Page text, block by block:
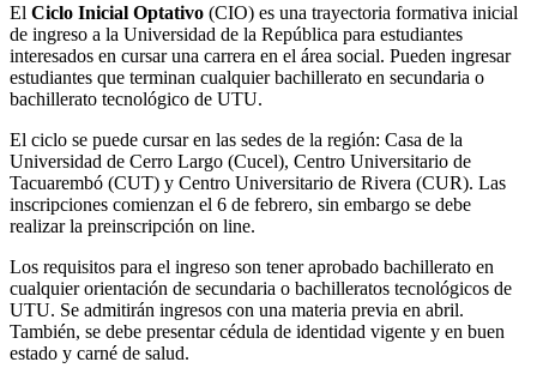
El Ciclo Inicial Optativo (CIO) es una trayectoria formativa inicial
de ingreso a la Universidad de la República para estudiantes
interesados en cursar una carrera en el área social. Pueden ingresar
estudiantes que terminan cualquier bachillerato en secundaria o
bachillerato tecnológico de UTU.
El ciclo se puede cursar en las sedes de la región: Casa de la
Universidad de Cerro Largo (Cucel), Centro Universitario de
Tacuarembó (CUT) y Centro Universitario de Rivera (CUR). Las
inscripciones comienzan el 6 de febrero, sin embargo se debe
realizar la preinscripción on line.
Los requisitos para el ingreso son tener aprobado bachillerato en
cualquier orientación de secundaria o bachilleratos tecnológicos de
UTU. Se admitirán ingresos con una materia previa en abril.
También, se debe presentar cédula de identidad vigente y en buen
estado y carné de salud.